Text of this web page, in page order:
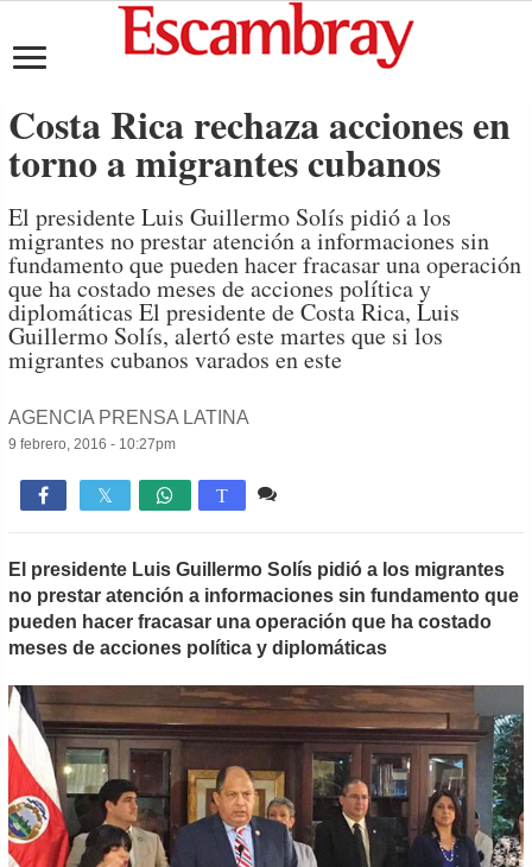
Costa Rica rechaza acciones en
torno a migrantes cubanos
El presidente Luis Guillermo Solís pidió a los
migrantes no prestar atención a informaciones sin
fundamento que pueden hacer fracasar una operación
que ha costado meses de acciones política y
diplomáticas El presidente de Costa Rica, Luis
Guillermo Solís, alertó este martes que si los
migrantes cubanos varados en este
AGENCIA PRENSA LATINA
9 febrero, 2016 - 10:27pm
 T
El presidente Luis Guillermo Solís pidió a los migrantes
no prestar atención a informaciones sin fundamento que
pueden hacer fracasar una operación que ha costado
meses de acciones política y diplomáticas